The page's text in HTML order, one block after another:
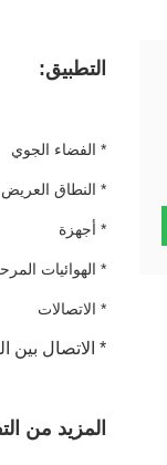
التطبيق:
* الفضاء الجوي
* النطاق العريض
* أجهزة
* الهوائيات
* الاتصالات
* الاتصال بين
المزيد من